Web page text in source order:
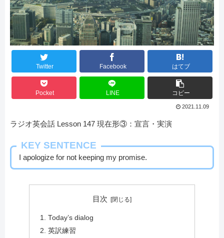
Twitter Facebook はてブ
Pocket LINE コピー
2021.11.09
ラジオ英会話 Lesson 147 現在形③：宣言・実演
KEY SENTENCE
I apologize for not keeping my promise.
目次
Today’s dialog
英訳練習